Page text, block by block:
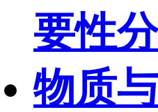
要性
物质